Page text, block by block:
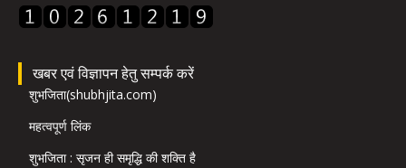
खबर एवं विज्ञापन हेतु सम्पर्क करें
शुभजिता(shubhjita.com)
महत्वपूर्ण लिंक
शुभजिता : सृजन ही समृद्धि की शक्ति है